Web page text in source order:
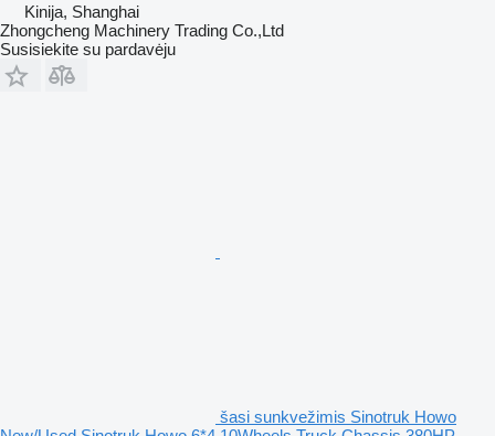
Kinija, Shanghai
Zhongcheng Machinery Trading Co.,Ltd
Susisiekite su pardavėju
šasi sunkvežimis Sinotruk Howo